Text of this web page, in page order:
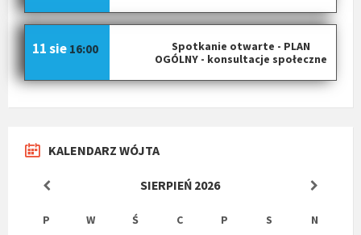
Spotkanie otwarte - PLAN
OGÓLNY - konsultacje społeczne
11 sie 16:00
KALENDARZ WÓJTA
SIERPIEŃ 2026
P W Ś C P S
N